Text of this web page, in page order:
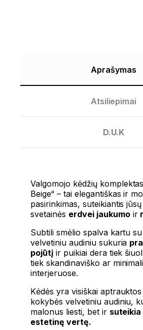
Aprašymas
Atsiliepimai
D.U.K
Valgomojo kėdžių
Beige“ – tai elegantiškas ir
pasirinkimas, suteikiantis
svetainės erdvei jaukumoir
Subtili smėlio spalva kartu
velvetiniu audiniu sukuria
pojūtįir puikiai dera tiek
tiek skandinaviško ar
interjeruose.
Kėdės yra visiškai
kokybės velvetiniu audiniu,
malonus liesti, bet ir
estetinę vertę.